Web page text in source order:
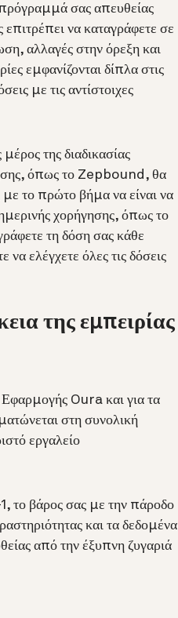
σας απευθείας
να καταγράφετε σε
αλλαγές στην όρεξη και
εμφανίζονται δίπλα στις
με τις αντίστοιχες
της διαδικασίας
όπως το Zepbound, θα
το πρώτο βήμα να είναι να
χορήγησης, όπως το
τη δόση σας κάθε
ελέγχετε όλες τις δόσεις
της εμπειρίας
Εφαρμογής Oura και για τα
στη συνολική
εργαλείο
το βάρος σας με την πάροδο
και τα δεδομένα
από την έξυπνη ζυγαριά